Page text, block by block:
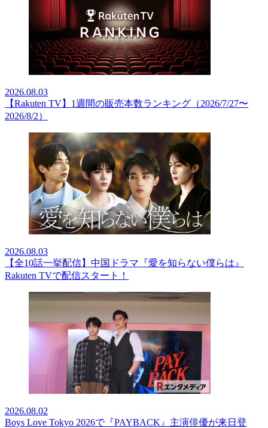
2026.08.03
【Rakuten TV】1週間の販売本数ランキング（2026/7/27〜
2026/8/2）
2026.08.03
【全10話一挙配信】中国ドラマ『愛を知らない僕らは』
Rakuten TVで配信スタート！
2026.08.02
Boys Love Tokyo 2026で『PAYBACK』主演俳優が来日登